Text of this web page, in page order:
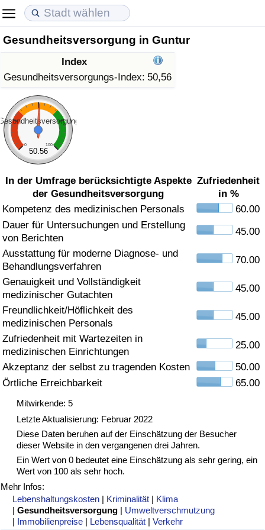
Gesundheitsversorgung in Guntur
Index
Gesundheitsversorgungs-Index: 50,56
0 100
50.56
In der Umfrage berücksichtigte Aspekte
der Gesundheitsversorgung
Zufriedenheit
in %
Kompetenz des medizinischen Personals
60.00
Dauer für Untersuchungen und Erstellung
von Berichten
45.00
Ausstattung für moderne Diagnose- und
Behandlungsverfahren
70.00
Genauigkeit und Vollständigkeit
medizinischer Gutachten
45.00
Freundlichkeit/Höflichkeit des
medizinischen Personals
45.00
Zufriedenheit mit Wartezeiten in
medizinischen Einrichtungen
25.00
Akzeptanz der selbst zu tragenden Kosten
50.00
Örtliche Erreichbarkeit
65.00
Mitwirkende: 5
Letzte Aktualisierung: Februar 2022
Diese Daten beruhen auf der Einschätzung der Besucher
dieser Website in den vergangenen drei Jahren.
Ein Wert von 0 bedeutet eine Einschätzung als sehr gering, ein
Wert von 100 als sehr hoch.
Mehr Infos:
Lebenshaltungskosten | Kriminalität | Klima
|Gesundheitsversorgung | Umweltverschmutzung
| Immobilienpreise | Lebensqualität |Verkehr
Lebenshaltungskosten
Lebenshaltungskosten-Index (aktuell)
Lebenshaltungskosten-Index
Lebenshaltungskosten-Index nach Land
in Akaba
Immobilienpreise
Immobilienpreis-Index (aktuell)
Immobilienpreis-Index
Immobilienpreis-Index nach Land
Lebensqualität
Lebensqualität-Index
Lebensqualität-Index (aktuell)
Lebensqualitätsindex nach Land
Kriminalität
Kriminalitäts-Index (aktuell)
Kriminalitäts-Index
Kriminalitätsindex nach Land
Gesundheitsversorgung
Gesundheitsversorgungs-Index (aktuell)
Gesundheitsversorgungs-Index
Gesundheitsversorgungs-Index nach Land
Umweltverschmutzung
Umweltverschmutzungs-Index (aktuell)
Verschmutzungsindex
Umweltverschmutzungs-Index nach Land
Verkehr